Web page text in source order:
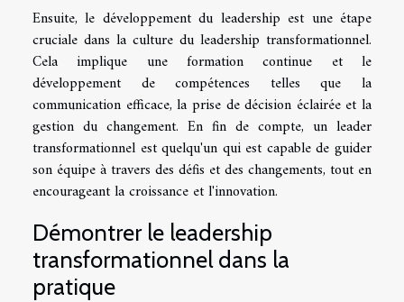
Ensuite, le développement du leadership est une étape
cruciale dans la culture du leadership transformationnel.
Cela implique une formation continue et le
développement de compétences telles que la
communication efficace, la prise de décision éclairée et la
gestion du changement. En fin de compte, un leader
transformationnel est quelqu'un qui est capable de guider
son équipe à travers des défis et des changements, tout en
encourageant la croissance et l'innovation.
Démontrer le leadership
transformationnel dans la
pratique